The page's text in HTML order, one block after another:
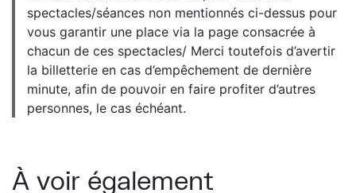
spectacles/séances non mentionnés ci-dessus pour
vous garantir une place via la page consacrée à
chacun de ces spectacles/ Merci toutefois d’avertir
la billetterie en cas d’empêchement de dernière
minute, afin de pouvoir en faire profiter d’autres
personnes, le cas échéant.
À voir également